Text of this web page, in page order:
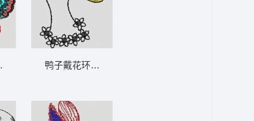
案 蝴蝶 鸭子戴花环图案 鹅